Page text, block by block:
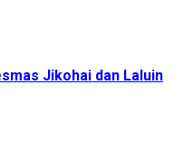
Jikohai dan Laluin